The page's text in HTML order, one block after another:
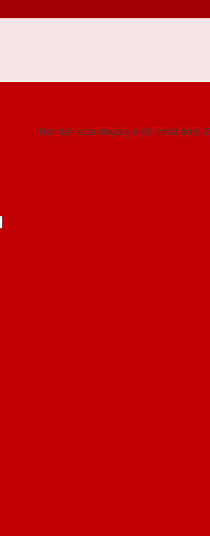
Nơi bán cửa nhựa giá tốt nhất năm